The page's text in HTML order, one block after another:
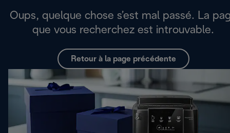
Oups, quelque chose s’est mal passé. La
que vous recherchez est introuvable.
Retour à la page précédente